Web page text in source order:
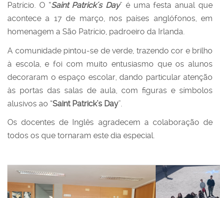
Patrício. O “Saint Patrick´s Day” é uma festa anual que
acontece a 17 de março, nos países anglófonos, em
homenagem a São Patrício, padroeiro da Irlanda.
A comunidade pintou-se de verde, trazendo cor e brilho
à escola, e foi com muito entusiasmo que os alunos
decoraram o espaço escolar, dando particular atenção
às portas das salas de aula, com figuras e símbolos
alusivos ao “Saint Patrick’s Day”.
Os docentes de Inglês agradecem a colaboração de
todos os que tornaram este dia especial.